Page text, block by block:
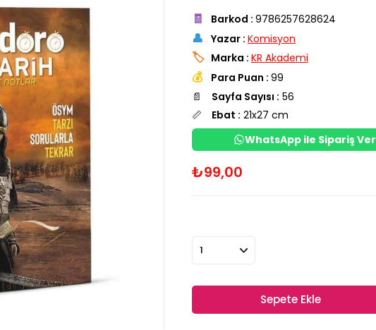
🧾 Barkod : 9786257628624
👤 Yazar : Komisyon
🏷️ Marka : KR Akademi
💰 Para Puan : 99
📄
Sayfa Sayısı : 56
📏
Ebat : 21x27 cm
WhatsApp ile Sipariş Ver
₺99,00